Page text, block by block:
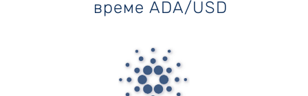
време ADA/USD